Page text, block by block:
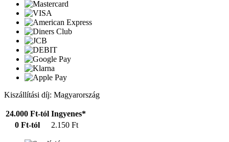
Kiszállítási díj: Magyarország
24.000 Ft-tól Ingyenes*
0 Ft-tól
2.150 Ft